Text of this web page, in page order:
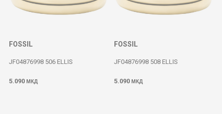
FOSSIL
JF04876998 506 ELLIS
5.090 МКД
FOSSIL
JF04876998 508 ELLIS
5.090 МКД